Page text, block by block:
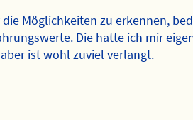
Möglichkeiten zu erkennen,
Die hatte ich mir
ist wohl zuviel verlangt.